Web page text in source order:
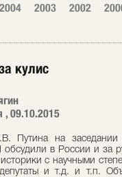
2004 2003 2002
кулис
, 09.10.2015
Путина на
в России и за
с научными
депутаты и т.д. и т.п.